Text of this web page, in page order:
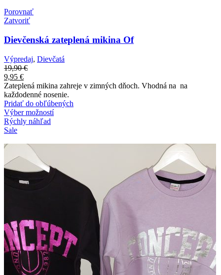
Porovnať
Zatvoriť
Dievčenská zateplená mikina Of
Výpredaj, Dievčatá
19,90€
9,95 €
Zateplená mikina zahreje v zimných dňoch. Vhodná na na
každodenné nosenie.
Pridať do obľúbených
Výber možností
Rýchly náhľad
Sale